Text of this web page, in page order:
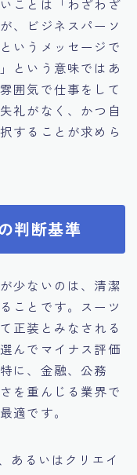
ことは「わざわざ
、ビジネスパーソ
いうメッセージで
という意味ではあ
囲気で仕事をして
礼がなく、かつ自
することが求めら
判断基準
少ないのは、清潔
ことです。スーツ
正装とみなされる
んでマイナス評価
に、金融、公務
を重んじる業界で
適です。
あるいはクリエイ